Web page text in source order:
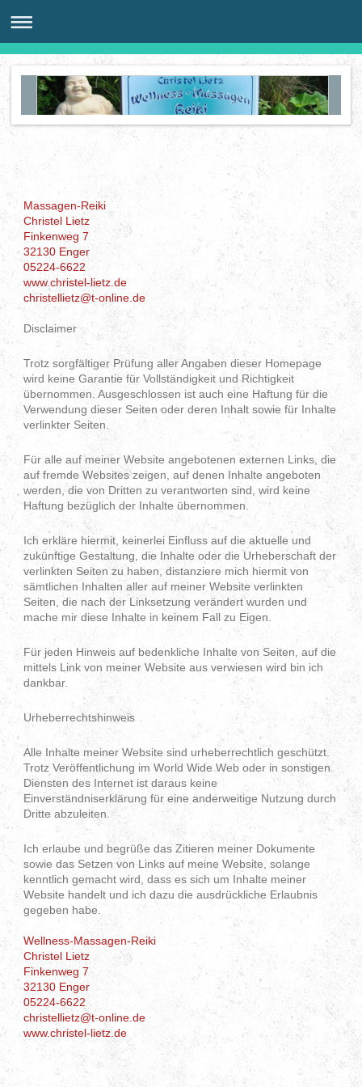
Massagen-Reiki
Christel Lietz
Finkenweg 7
32130 Enger
05224-6622
www.christel-lietz.de
christellietz@t-online.de
Disclaimer
Trotz sorgfältiger Prüfung aller Angaben dieser Homepage
wird keine Garantie für Vollständigkeit und Richtigkeit
übernommen. Ausgeschlossen ist auch eine Haftung für die
Verwendung dieser Seiten oder deren Inhalt sowie für Inhalte
verlinkter Seiten.
Für alle auf meiner Website angebotenen externen Links, die
auf fremde Websites zeigen, auf denen Inhalte angeboten
werden, die von Dritten zu verantworten sind, wird keine
Haftung bezüglich der Inhalte übernommen.
Ich erkläre hiermit, keinerlei Einfluss auf die aktuelle und
zukünftige Gestaltung, die Inhalte oder die Urheberschaft der
verlinkten Seiten zu haben, distanziere mich hiermit von
sämtlichen Inhalten aller auf meiner Website verlinkten
Seiten, die nach der Linksetzung verändert wurden und
mache mir diese Inhalte in keinem Fall zu Eigen.
Für jeden Hinweis auf bedenkliche Inhalte von Seiten, auf die
mittels Link von meiner Website aus verwiesen wird bin ich
dankbar.
Urheberrechtshinweis
Alle Inhalte meiner Website sind urheberrechtlich geschützt.
Trotz Veröffentlichung im World Wide Web oder in sonstigen
Diensten des Internet ist daraus keine
Einverständniserklärung für eine anderweitige Nutzung durch
Dritte abzuleiten.
Ich erlaube und begrüße das Zitieren meiner Dokumente
sowie das Setzen von Links auf meine Website, solange
kenntlich gemacht wird, dass es sich um Inhalte meiner
Website handelt und ich dazu die ausdrückliche Erlaubnis
gegeben habe.
Wellness-Massagen-Reiki
Christel Lietz
Finkenweg 7
32130 Enger
05224-6622
christellietz@t-online.de
www.christel-lietz.de